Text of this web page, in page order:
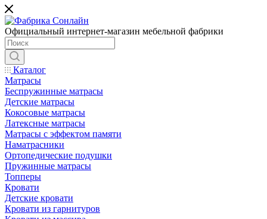
Официальный интернет-магазин мебельной фабрики
Каталог
Матрасы
Беспружинные матрасы
Детские матрасы
Кокосовые матрасы
Латексные матрасы
Матрасы с эффектом памяти
Наматрасники
Ортопедические подушки
Пружинные матрасы
Топперы
Кровати
Детские кровати
Кровати из гарнитуров